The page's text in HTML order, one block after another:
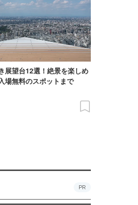
展望台12選！絶景を楽しめ
場無料のスポットまで
PR